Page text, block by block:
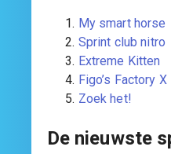
My smart horse
Sprint club nitro
Extreme Kitten
Figo’s Factory X
Zoek het!
De nieuwste